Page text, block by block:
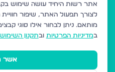
גבעת זאב
בית שמש
רכסים
מודיעין עילית
לצורך תפעול האתר, שיפור
מותאם. ניתן לבחור אילו סוגי
במדיניות הפרטיות ובתקנון
אשר